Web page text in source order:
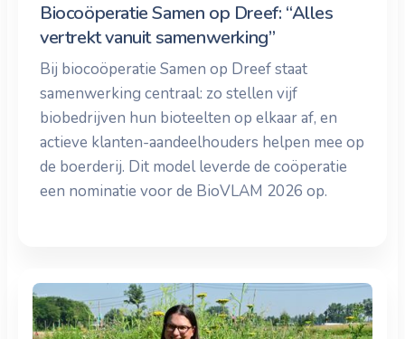
Biocoöperatie Samen op Dreef: “Alles
vertrekt vanuit samenwerking”
Bij biocoöperatie Samen op Dreef staat
samenwerking centraal: zo stellen vijf
biobedrijven hun bioteelten op elkaar af, en
actieve klanten-aandeelhouders helpen mee op
de boerderij. Dit model leverde de coöperatie
een nominatie voor de BioVLAM 2026 op.